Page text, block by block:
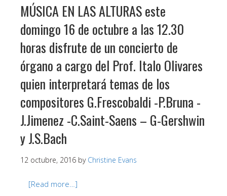
MÚSICA EN LAS ALTURAS este
domingo 16 de octubre a las 12.30
horas disfrute de un concierto de
órgano a cargo del Prof. Italo Olivares
quien interpretará temas de los
compositores G.Frescobaldi -P.Bruna -
J.Jimenez -C.Saint-Saens – G-Gershwin
y J.S.Bach
12 octubre, 2016 by Christine Evans
[Read more…]